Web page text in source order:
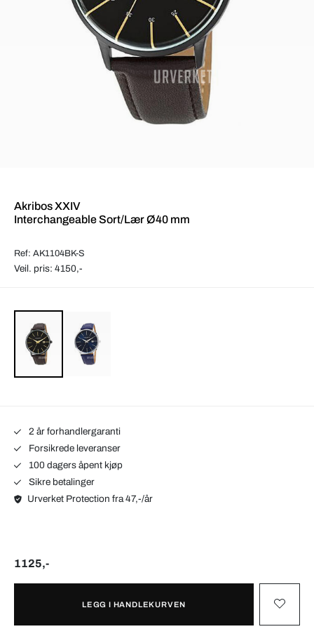
Akribos XXIV
Interchangeable Sort/Lær Ø40 mm
Ref: AK1104BK-S
Veil. pris: 4150,-
2 år forhandlergaranti
Forsikrede leveranser
100 dagers åpent kjøp
Sikre betalinger
Urverket Protection fra 47,-/år
1125,-
LEGG I HANDLEKURVEN